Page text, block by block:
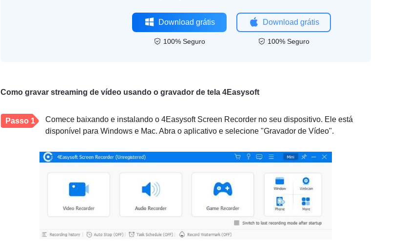
Download grátis
100% Seguro
Download grátis
100% Seguro
Como gravar streaming de vídeo usando o gravador de tela 4Easysoft
Passo 1
Comece baixando e instalando o 4Easysoft Screen Recorder no seu dispositivo. Ele está
disponível para Windows e Mac. Abra o aplicativo e selecione "Gravador de Vídeo".